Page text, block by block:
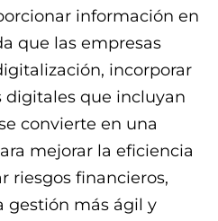
información en
que las empresas
incorporar
digitales que incluyan
convierte en una
mejorar la eficiencia
riesgos financieros,
gestión más ágil y